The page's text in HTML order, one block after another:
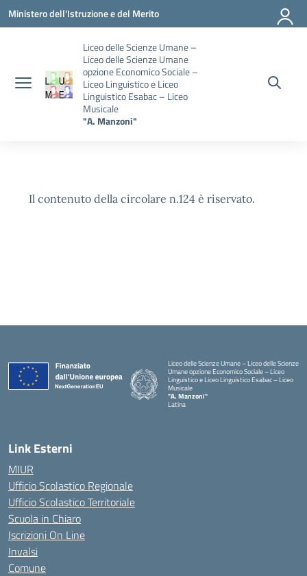
Vai ai contenuti
Vai al menu di navigazione
Vai al footer
Ministero dell'Istruzione e del Merito
Liceo delle Scienze Umane –
Liceo delle Scienze Umane
opzione Economico Sociale –
Liceo Linguistico e Liceo
Linguistico Esabac – Liceo
Musicale
"A. Manzoni"
Il contenuto della circolare n.124 è riservato.
Liceo delle Scienze Umane – Liceo delle Scienze
Umane opzione Economico Sociale – Liceo
Linguistico e Liceo Linguistico Esabac – Liceo
Musicale
"A. Manzoni"
Latina
Link Esterni
MIUR
Ufficio Scolastico Regionale
Ufficio Scolastico Territoriale
Scuola in Chiaro
Iscrizioni On Line
Invalsi
Comune